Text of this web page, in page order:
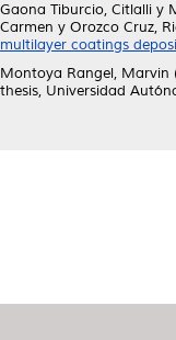
Gaona Tiburcio, Citlalli y
Carmen y Orozco Cruz,
multilayer coatings
Montoya Rangel, Marvin
thesis, Universidad